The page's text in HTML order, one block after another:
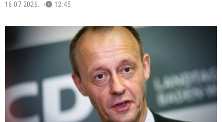
16.07.2026. 12:45